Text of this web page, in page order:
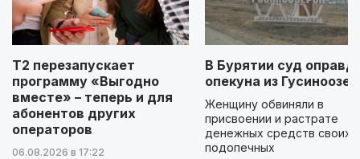
Т2 перезапускает
программу «Выгодно
вместе» – теперь и для
абонентов других
операторов
06.08.2026 в 17:22
В Бурятии суд
опекуна из
Женщину обвиняли в
присвоении и растрате
денежных средств своих
подопечных